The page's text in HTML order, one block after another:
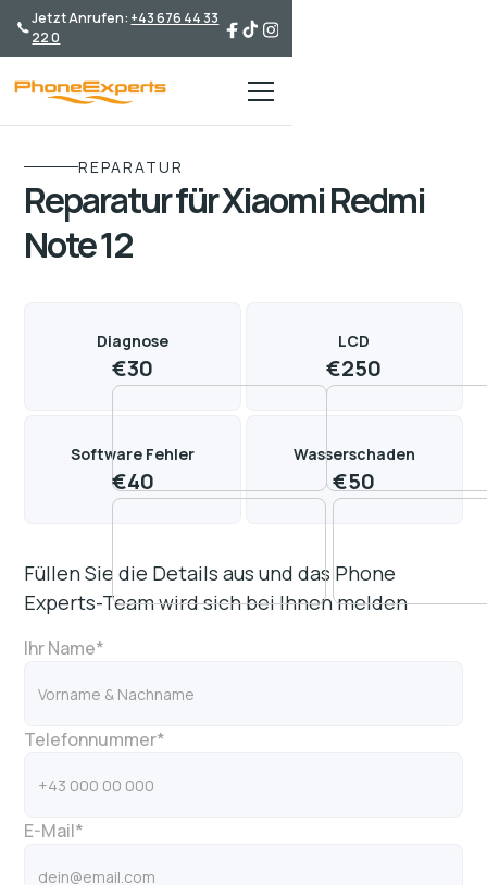
Jetzt Anrufen: +43 676 44 33
22 0
REPARATUR
Reparatur für Xiaomi Redmi
Note 12
Diagnose
€30
LCD
€250
Software Fehler
€40
Wasserschaden
€50
Füllen Sie die Details aus und das Phone
Experts-Team wird sich bei Ihnen melden
Ihr Name*
Telefonnummer*
E-Mail*